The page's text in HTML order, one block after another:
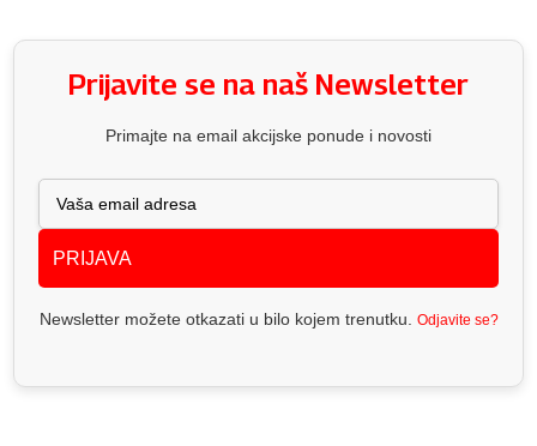
Prijavite se na naš Newsletter
Primajte na email akcijske ponude i novosti
PRIJAVA
Newsletter možete otkazati u bilo kojem trenutku. Odjavite se?